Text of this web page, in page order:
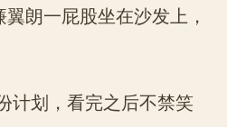
朗一屁股坐在沙发上，
划，看完之后不禁笑